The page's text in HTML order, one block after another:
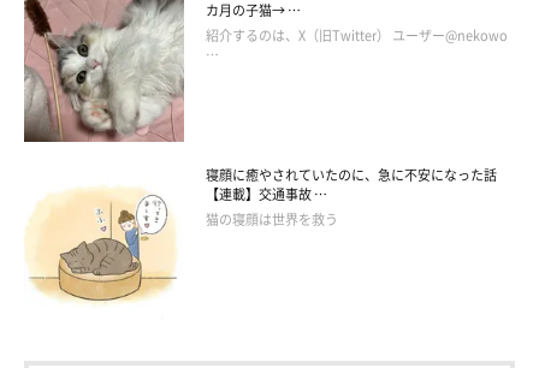
カ月の子猫→ …
紹介するのは、X（旧Twitter） ユーザー@nekowo
…
寝顔に癒やされていたのに、急に不安になった話
【連載】交通事故 …
猫の寝顔は世界を救う